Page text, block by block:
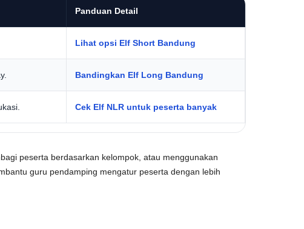
Panduan Detail
Lihat opsi Elf Short Bandung
Bandingkan Elf Long Bandung
Cek Elf NLR untuk peserta banyak
peserta berdasarkan kelompok, atau menggunakan
guru pendamping mengatur peserta dengan lebih